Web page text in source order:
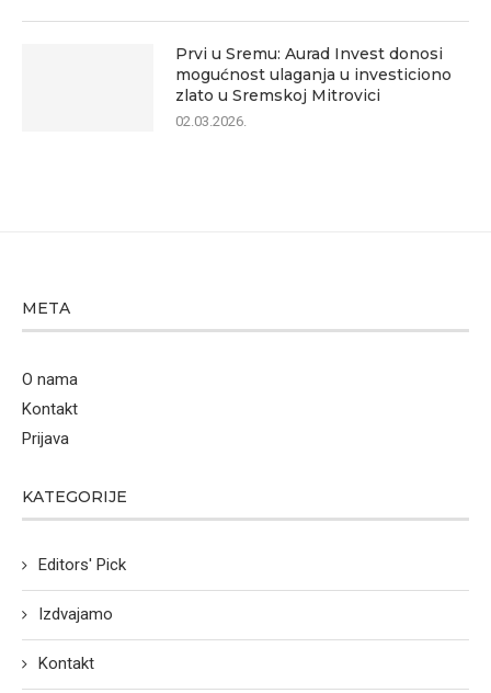
Prvi u Sremu: Aurad Invest donosi
mogućnost ulaganja u investiciono
zlato u Sremskoj Mitrovici
02.03.2026.
META
O nama
Kontakt
Prijava
KATEGORIJE
Editors' Pick
Izdvajamo
Kontakt